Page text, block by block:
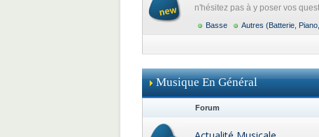
n'hésitez pas à y poser vos
Basse Autres (Batterie,
Musique En Général
Forum